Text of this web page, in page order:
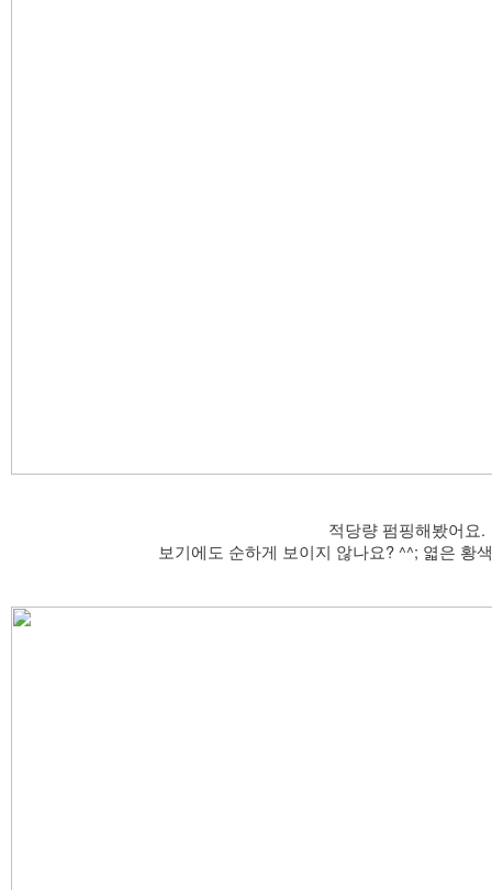
적당량 펌핑해봤어요.
보기에도 순하게 보이지 않나요? ^^; 엷은 황